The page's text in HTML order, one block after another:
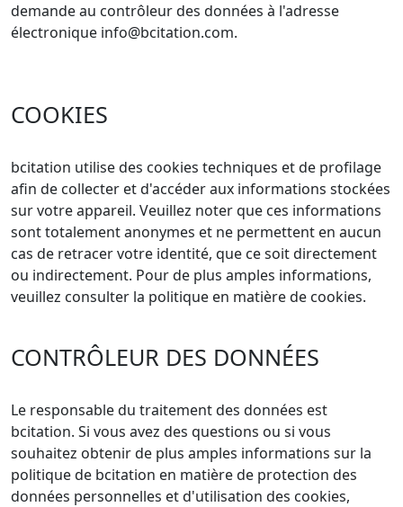
demande au contrôleur des données à l'adresse
électronique info@bcitation.com.
COOKIES
bcitation utilise des cookies techniques et de profilage
afin de collecter et d'accéder aux informations stockées
sur votre appareil. Veuillez noter que ces informations
sont totalement anonymes et ne permettent en aucun
cas de retracer votre identité, que ce soit directement
ou indirectement. Pour de plus amples informations,
veuillez consulter la politique en matière de cookies.
CONTRÔLEUR DES DONNÉES
Le responsable du traitement des données est
bcitation. Si vous avez des questions ou si vous
souhaitez obtenir de plus amples informations sur la
politique de bcitation en matière de protection des
données personnelles et d'utilisation des cookies,